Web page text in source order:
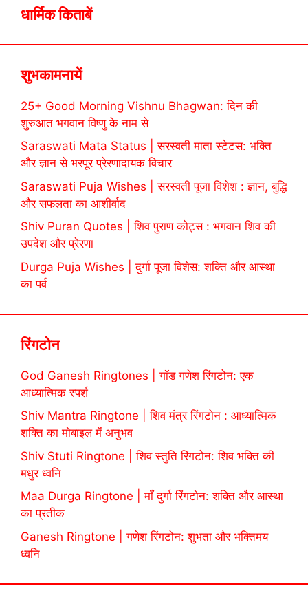
धार्मिक किताबें
शुभकामनायें
25+ Good Morning Vishnu Bhagwan: दिन की
शुरुआत भगवान विष्णु के नाम से
Saraswati Mata Status | सरस्वती माता स्टेटस: भक्ति
और ज्ञान से भरपूर प्रेरणादायक विचार
Saraswati Puja Wishes | सरस्वती पूजा विशेश : ज्ञान, बुद्धि
और सफलता का आशीर्वाद
Shiv Puran Quotes | शिव पुराण कोट्स : भगवान शिव की
उपदेश और प्रेरणा
Durga Puja Wishes | दुर्गा पूजा विशेस: शक्ति और आस्था
का पर्व
रिंगटोन
God Ganesh Ringtones | गॉड गणेश रिंगटोन: एक
आध्यात्मिक स्पर्श
Shiv Mantra Ringtone | शिव मंत्र रिंगटोन : आध्यात्मिक
शक्ति का मोबाइल में अनुभव
Shiv Stuti Ringtone | शिव स्तुति रिंगटोन: शिव भक्ति की
मधुर ध्वनि
Maa Durga Ringtone | माँ दुर्गा रिंगटोन: शक्ति और आस्था
का प्रतीक
Ganesh Ringtone | गणेश रिंगटोन: शुभता और भक्तिमय
ध्वनि